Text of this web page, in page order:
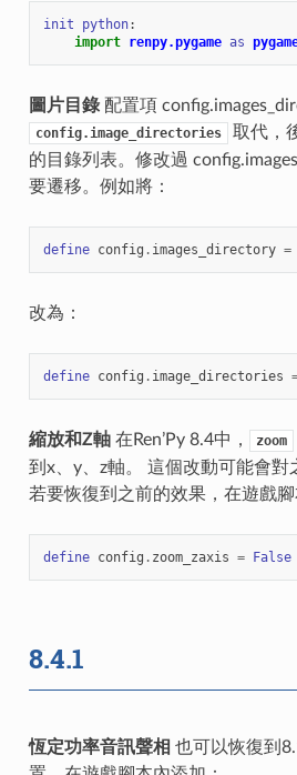
init python:
import renpy.pygame as
圖片目錄配置項
config.image_directories
取代，
的目錄列表。修改過
要遷移。例如將：
define config . images_directory =
改為：
define config . image_directories
縮放和Z軸在Ren’Py 8.4中， zoom
到x、y、z軸。 這個改動可能會對
若要恢復到之前的效果，在遊戲腳
define config . zoom_zaxis = False
8.4.1
恆定功率音訊聲相 也可以恢復到